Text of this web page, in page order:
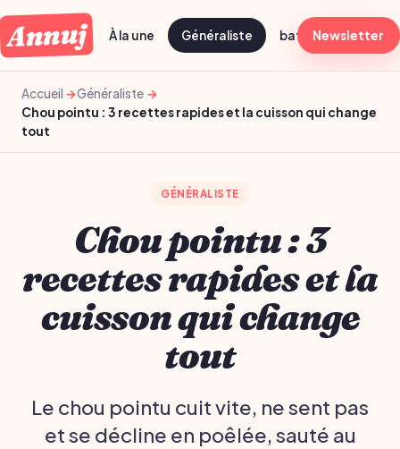
Annuj À la une Généraliste batch cooking
Newsletter
Accueil
Généraliste
Chou pointu : 3 recettes rapides et la cuisson qui change
tout
GÉNÉRALISTE
Chou pointu : 3
recettes rapides et la
cuisson qui change
tout
Le chou pointu cuit vite, ne sent pas
et se décline en poêlée, sauté au